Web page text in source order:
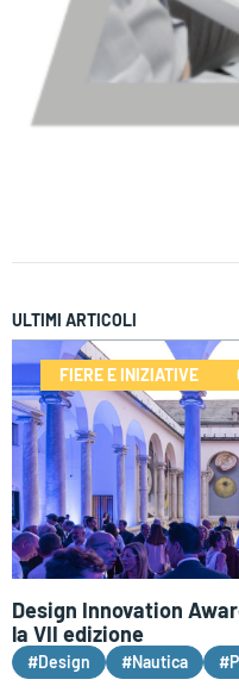
ULTIMI ARTICOLI
FIERE E INIZIATIVE
Design Innovation
la VII edizione
#Design #Nautica